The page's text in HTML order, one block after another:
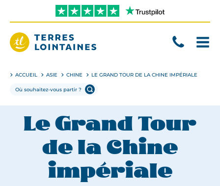
directement
contenu
ACCUEIL ASIE CHINE LE GRAND TOUR DE LA CHINE IMPÉRIALE
Le Grand Tour
de la Chine
impériale